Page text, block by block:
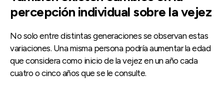
percepción individual sobre la vejez
No solo entre distintas generaciones se observan estas
variaciones. Una misma persona podría aumentar la edad
que considera como inicio de la vejez en un año cada
cuatro o cinco años que se le consulte.